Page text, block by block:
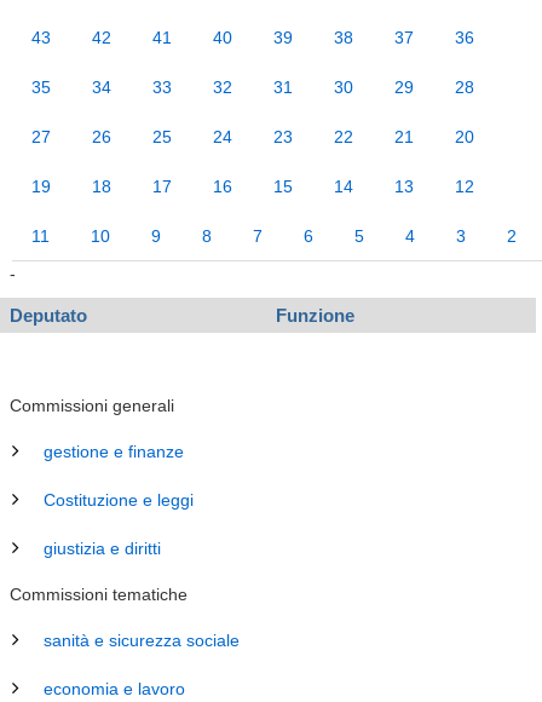
43 42 41 40 39 38 37 36
35 34 33 32 31 30 29 28
27 26 25 24 23 22 21 20
19 18 17 16 15 14 13 12
11 10 9 8 7 6 5 4 3
2
-
Deputato Funzione
Commissioni generali
gestione e finanze
Costituzione e leggi
giustizia e diritti
Commissioni tematiche
sanità e sicurezza sociale
economia e lavoro